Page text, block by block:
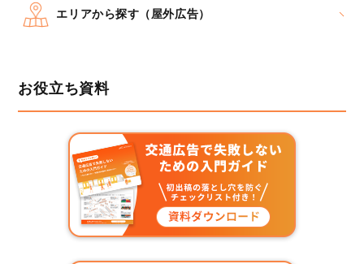
エリアから探す（屋外広告）
お役立ち資料